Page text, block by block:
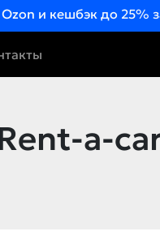
и кешбэк до 25%
a-